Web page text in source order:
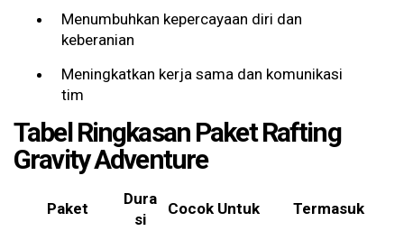
Menumbuhkan kepercayaan diri dan
keberanian
Meningkatkan kerja sama dan komunikasi
tim
Tabel Ringkasan Paket Rafting
Gravity Adventure
Paket
Dura
si
Cocok Untuk Termasuk